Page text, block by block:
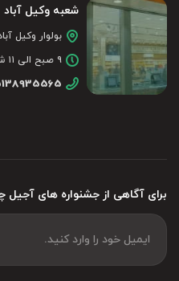
برای آگاهی از جشنواره های
شعبه وکیل آباد
بولوار وکیل
۹ صبح الی ۱۱ شب